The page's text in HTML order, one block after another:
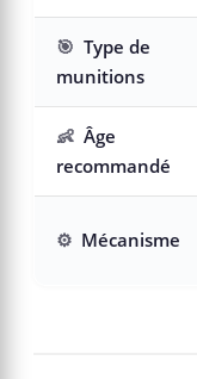
🎯 Type de
munitions
👶 Âge
recommandé
⚙️ Mécanisme